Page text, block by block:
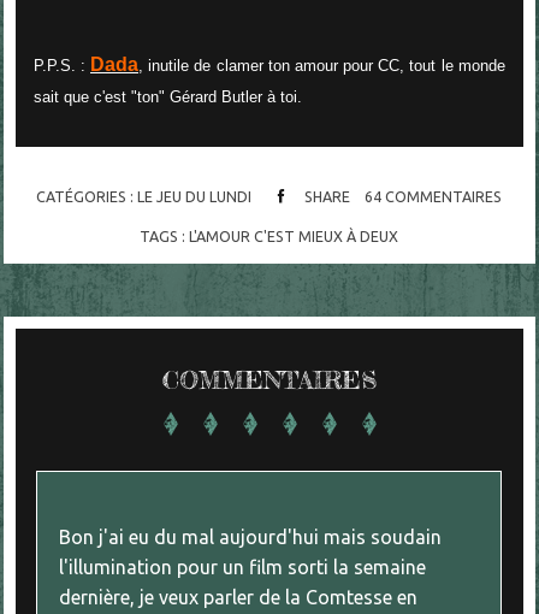
P.P.S. : Dada, inutile de clamer ton amour pour CC, tout le monde
sait que c'est "ton" Gérard Butler à toi.
CATÉGORIES : LE JEU DU LUNDI SHARE 64 COMMENTAIRES
TAGS :L'AMOUR C'EST MIEUX À DEUX
COMMENTAIRES
Bon j'ai eu du mal aujourd'hui mais soudain
l'illumination pour un film sorti la semaine
dernière, je veux parler de la Comtesse en